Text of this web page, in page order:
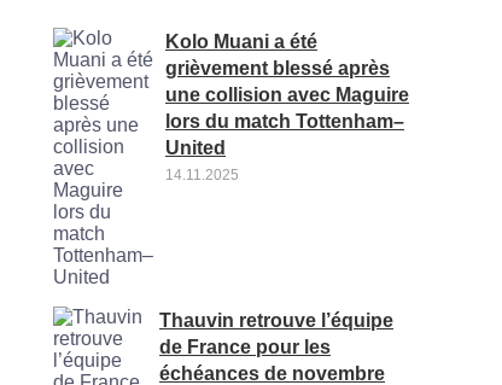
Kolo Muani a été
grièvement blessé après
une collision avec Maguire
lors du match Tottenham–
United
14.11.2025
Thauvin retrouve l’équipe
de France pour les
échéances de novembre